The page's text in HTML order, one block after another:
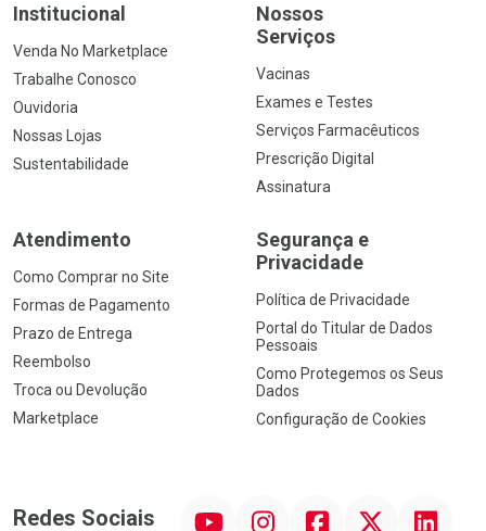
Institucional
Venda No Marketplace
Trabalhe Conosco
Ouvidoria
Nossas Lojas
Sustentabilidade
Nossos
Serviços
Vacinas
Exames e Testes
Serviços Farmacêuticos
Prescrição Digital
Assinatura
Atendimento
Como Comprar no Site
Formas de Pagamento
Prazo de Entrega
Reembolso
Troca ou Devolução
Marketplace
Segurança e
Privacidade
Política de Privacidade
Portal do Titular de Dados
Pessoais
Como Protegemos os Seus
Dados
Configuração de Cookies
Redes Sociais InstagramFacebook Linkedin